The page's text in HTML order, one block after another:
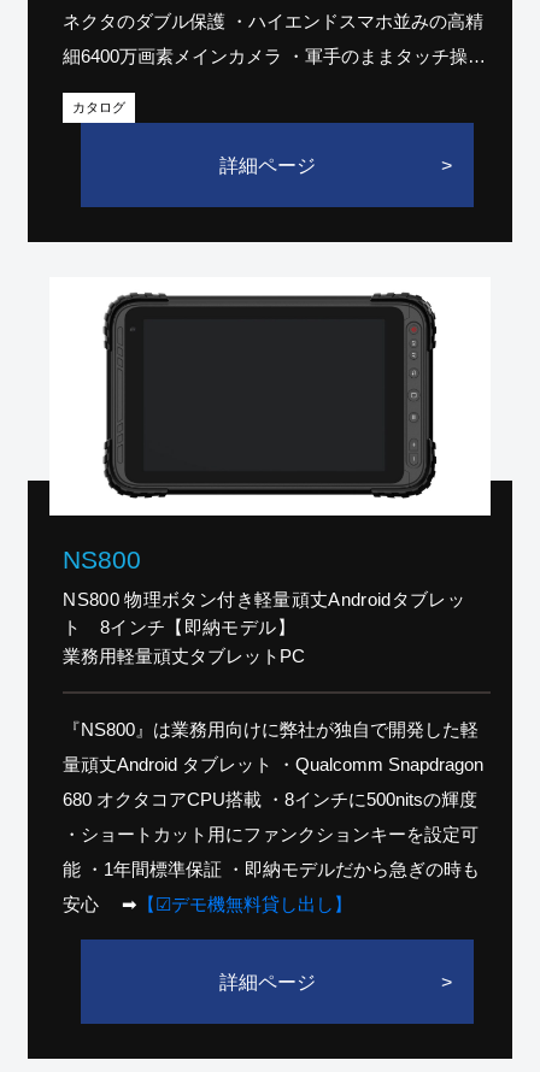
ネクタのダブル保護 ・ハイエンドスマホ並みの高精
細6400万画素メインカメラ ・軍手のままタッチ操
作、カスタマイズできる物理ボタンも備え付け ・
MTKの8コアCPU（最高2.6GHz) ・800nits高輝度デ
ィスプレイ ・12時間超のバッテリー持ち、しかも交
カタログ
詳細ページ
NS800
NS800 物理ボタン付き軽量頑丈Androidタブレッ
ト 8インチ【即納モデル】
業務用軽量頑丈タブレットPC
『NS800』は業務用向けに弊社が独自で開発した軽
量頑丈Android タブレット ・Qualcomm Snapdragon
680 オクタコアCPU搭載 ・8インチに500nitsの輝度
・ショートカット用にファンクションキーを設定可
能 ・1年間標準保証 ・即納モデルだから急ぎの時も
安心 ➡ 【☑デモ機無料貸し出し】
詳細ページ